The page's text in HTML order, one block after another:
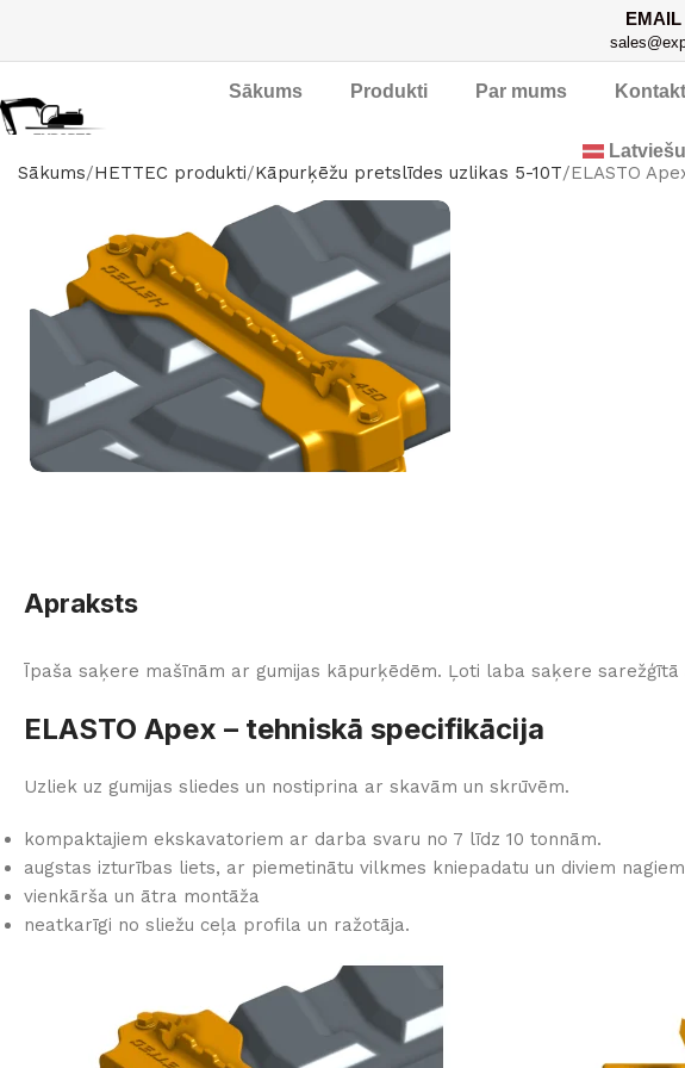
Sākums Produkti Par mums
Latviešu
Sākums HETTEC produkti Kāpurķēžu pretslīdes uzlikas 5-10T ELASTO
Apraksts
Īpaša saķere mašīnām ar gumijas kāpurķēdēm. Ļoti laba saķere sarežģītā
ELASTO Apex – tehniskā specifikācija
Uzliek uz gumijas sliedes un nostiprina ar skavām un skrūvēm.
kompaktajiem ekskavatoriem ar darba svaru no 7 līdz 10 tonnām.
augstas izturības liets, ar piemetinātu vilkmes kniepadatu un diviem
vienkārša un ātra montāža
neatkarīgi no sliežu ceļa profila un ražotāja.